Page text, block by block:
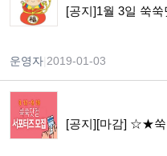
운영자 2019-01-03